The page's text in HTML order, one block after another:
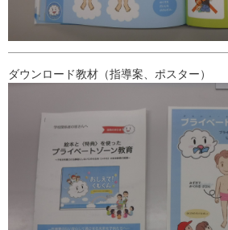
ダウンロード教材（指導案、ポスター）